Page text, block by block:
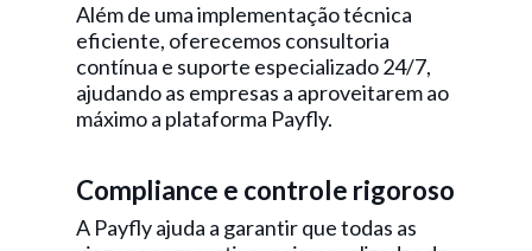
Além de uma implementação técnica
eficiente, oferecemos consultoria
contínua e suporte especializado 24/7,
ajudando as empresas a aproveitarem ao
máximo a plataforma Payfly.
Compliance e controle rigoroso
A Payfly ajuda a garantir que todas as